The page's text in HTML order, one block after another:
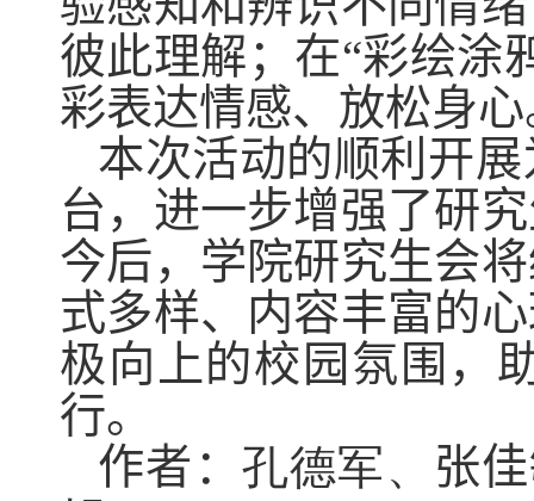
彼此理解；在“彩绘涂
彩表达情感、放松身
本次活动的顺利开
台，进一步增强了研
今后，学院研究生会
式多样、内容丰富的
极向上的校园氛围，
行。
作者： 孔德军、 张